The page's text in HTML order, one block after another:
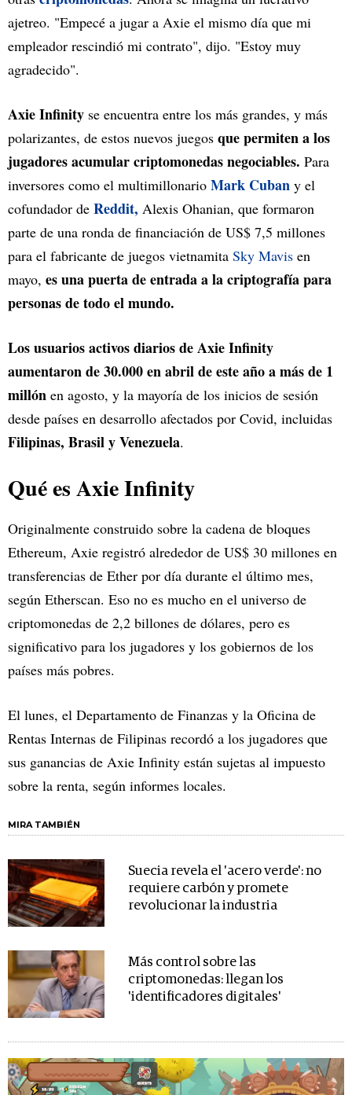
ajetreo. "Empecé a jugar a Axie el mismo día que mi
empleador rescindió mi contrato", dijo. "Estoy muy
agradecido".
Axie Infinity se encuentra entre los más grandes, y más
polarizantes, de estos nuevos juegos que permiten a los
jugadores acumular criptomonedas negociables. Para
inversores como el multimillonario Mark Cuban y el
cofundador de Reddit, Alexis Ohanian, que formaron
parte de una ronda de financiación de US$ 7,5 millones
para el fabricante de juegos vietnamita Sky Mavis en
mayo, es una puerta de entrada a la criptografía para
personas de todo el mundo.
Los usuarios activos diarios de Axie Infinity
aumentaron de 30.000 en abril de este año a más de 1
millón en agosto, y la mayoría de los inicios de sesión
desde países en desarrollo afectados por Covid, incluidas
Filipinas, Brasil y Venezuela.
Qué es Axie Infinity
Originalmente construido sobre la cadena de bloques
Ethereum, Axie registró alrededor de US$ 30 millones en
transferencias de Ether por día durante el último mes,
según Etherscan. Eso no es mucho en el universo de
criptomonedas de 2,2 billones de dólares, pero es
significativo para los jugadores y los gobiernos de los
países más pobres.
El lunes, el Departamento de Finanzas y la Oficina de
Rentas Internas de Filipinas recordó a los jugadores que
sus ganancias de Axie Infinity están sujetas al impuesto
sobre la renta, según informes locales.
MIRA TAMBIÉN
Suecia revela el 'acero verde': no
requiere carbón y promete
revolucionar la industria
Más control sobre las
criptomonedas: llegan los
'identificadores digitales'